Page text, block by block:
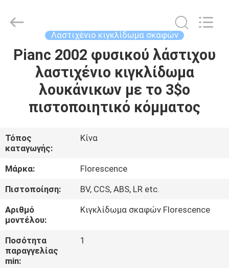
ΣΠΊΤΙ
ΠΡΟΪΌΝΤΑ
ΣΧΕΤΙΚΆ
ΜΕ
ΕΜΆΣ
ΞΕΝΆΓΗΣΗ
ΣΤΟ
ΕΡΓΟΣΤΆΣΙΟ
Supply
Reserved.
Λαστιχένιο κιγκλίδωμα σκαφών
Pianc 2002 φυσικού λάστιχου
λαστιχένιο κιγκλίδωμα
λουκάνικων με το 3$ο
πιστοποιητικό κόμματος
Τόπος
καταγωγής:
Κίνα
Μάρκα:
Florescence
Πιστοποίηση:
BV, CCS, ABS, LR etc.
Αριθμό
μοντέλου:
Κιγκλίδωμα σκαφών Florescence
Ποσότητα
παραγγελίας
min:
1